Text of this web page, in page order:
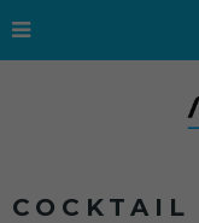
COCKTAIL